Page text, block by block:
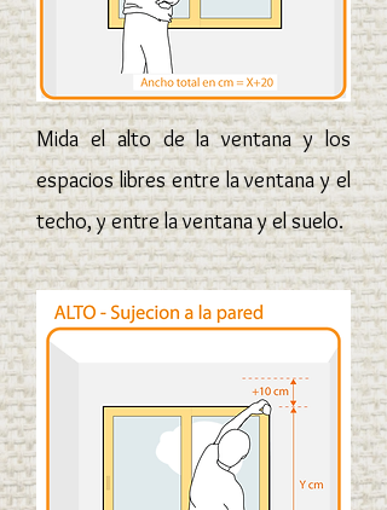
Mida el alto de la ventana y los
espacios libres entre la ventana y el
techo, y entre la ventana y el suelo.